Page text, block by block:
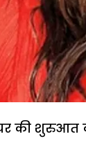
शुरुआत